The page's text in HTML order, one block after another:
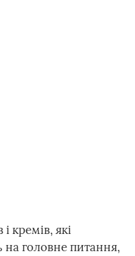
кремів, які
на головне питання,